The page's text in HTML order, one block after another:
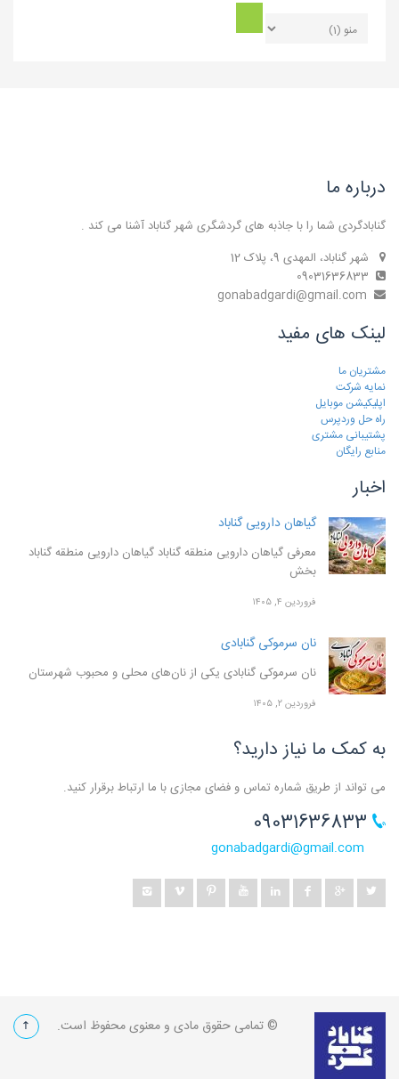
درباره ما
گنابادگردی شما را با جاذبه های گردشگری شهر گناباد آشنا می کند .
شهر گناباد، المهدی 9، پلاک 12
لینک های مفید
مشتریان ما
نمایه شرکت
اپلیکیشن موبایل
راه حل وردپرس
پشتیبانی مشتری
منابع رایگان
اخبار
گیاهان دارویی گناباد
معرفی گیاهان دارویی منطقه گناباد گیاهان دارویی منطقه گناباد
بخش
فروردین ۴, ۱۴۰۵
نان سرموکی گنابادی
نان سرموکی گنابادی یکی از نان‌های محلی و محبوب شهرستان
فروردین ۲, ۱۴۰۵
به کمک ما نیاز دارید؟
می تواند از طریق شماره تماس و فضای مجازی با ما ارتباط برقرار کنید.
gonabadgardi@gmail.com
© تمامی حقوق مادی و معنوی محفوظ است.